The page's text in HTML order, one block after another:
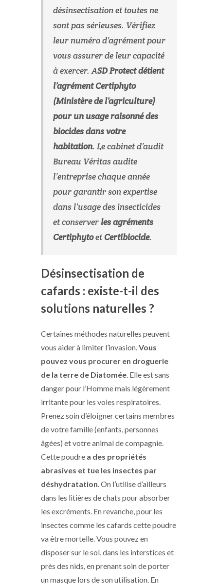
désinsectisation et toutes ne
sont pas sérieuses. Vérifiez
leur numéro d’agrément pour
vous assurer de leur capacité
à exercer. ASD Protect détient
l’agrément Certiphyto
(Ministère de l’agriculture)
pour un usage raisonné des
biocides dans votre
habitation. Le cabinet d’audit
Bureau Véritas audite
l’entreprise chaque année
pour garantir son expertise
dans l’usage des insecticides
et conserver les agréments
CertiphytoetCertibiocide.
Désinsectisation de
cafards : existe-t-il des
solutions naturelles ?
Certaines méthodes naturelles peuvent
vous aider à limiter l’invasion.Vous
pouvez vous procurer en droguerie
de la terre de Diatomée. Elle est sans
danger pour l’Homme mais légèrement
irritante pour les voies respiratoires.
Prenez soin d’éloigner certains membres
de votre famille (enfants, personnes
âgées) et votre animal de compagnie.
Cette poudre a des propriétés
abrasives et tue les insectes par
déshydratation. On l’utilise d’ailleurs
dans les litières de chats pour absorber
les excréments. En revanche, pour les
insectes comme les cafards cette poudre
va être mortelle. Vous pouvez en
disposer sur le sol, dans les interstices et
près des nids, en prenant soin de porter
un masque lors de son utilisation. En